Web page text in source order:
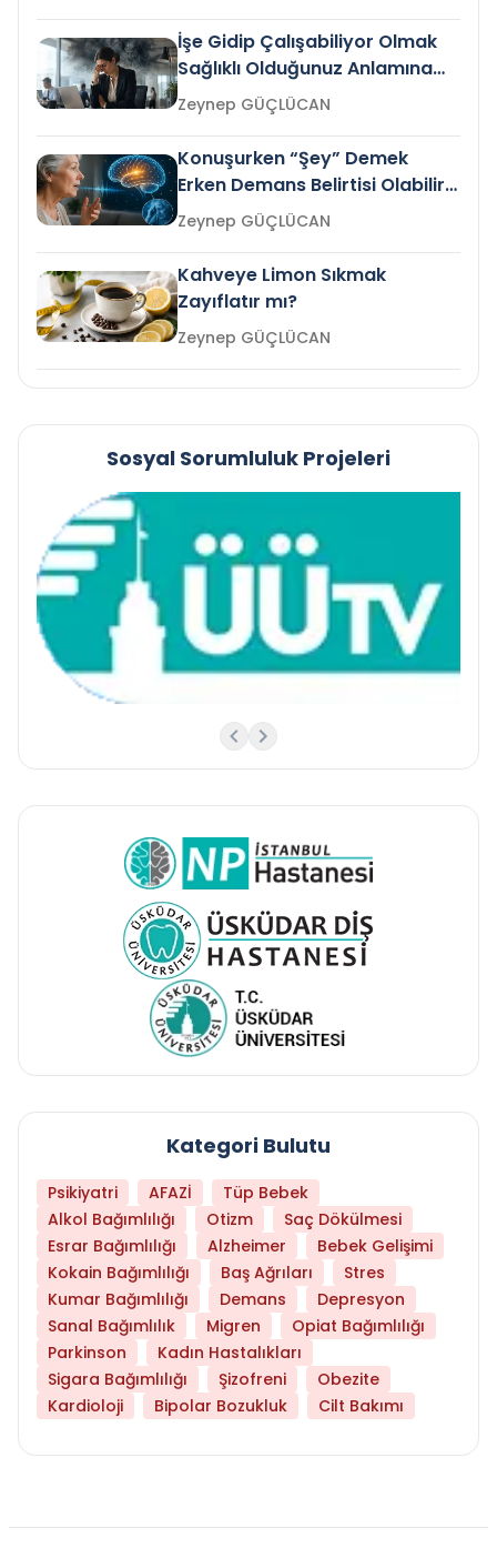
İşe Gidip Çalışabiliyor Olmak
Sağlıklı Olduğunuz Anlamına
Gelir mi?Zeynep GÜÇLÜCAN
Konuşurken “Şey” Demek
Erken Demans Belirtisi Olabilir
mi?
Zeynep GÜÇLÜCAN
Kahveye Limon Sıkmak
Zayıflatır mı?
Zeynep GÜÇLÜCAN
Sosyal Sorumluluk Projeleri
Kategori Bulutu
Psikiyatri AFAZİ
Tüp Bebek
Alkol Bağımlılığı
Otizm
Saç Dökülmesi
Esrar Bağımlılığı
Alzheimer
Bebek Gelişimi
Kokain Bağımlılığı
Baş Ağrıları
Stres
Kumar Bağımlılığı
Demans
Depresyon
Sanal Bağımlılık
Migren
Opiat Bağımlılığı
Parkinson
Kadın Hastalıkları
Sigara Bağımlılığı
Şizofreni
Obezite
Kardioloji
Bipolar Bozukluk Cilt Bakımı